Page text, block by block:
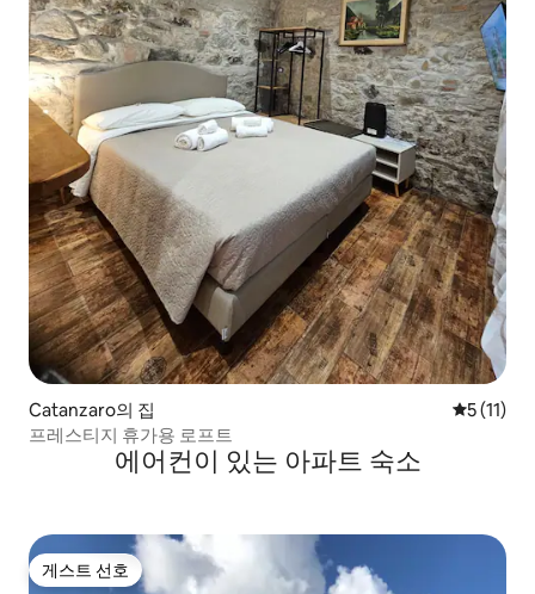
Catanzaro의 집 평점 5점
5 (11)
프레스티지 휴가용 로프트
에어컨이 있는 아파트 숙소
게스트 선호
게스트 선호